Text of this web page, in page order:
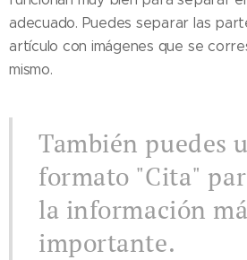
adecuado. Puedes separar las
artículo con imágenes que se
mismo.
También puedes
formato "Cita"
la información
importante.